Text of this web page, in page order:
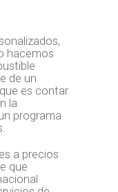
hacemos
de un
es contar
la
programa
a precios
que